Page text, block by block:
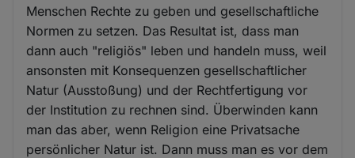
Menschen Rechte zu geben und gesellschaftliche
Normen zu setzen. Das Resultat ist, dass man
dann auch "religiös" leben und handeln muss, weil
ansonsten mit Konsequenzen gesellschaftlicher
Natur (Ausstoßung) und der Rechtfertigung vor
der Institution zu rechnen sind. Überwinden kann
man das aber, wenn Religion eine Privatsache
persönlicher Natur ist. Dann muss man es vor dem